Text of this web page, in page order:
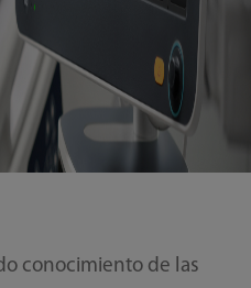
conocimiento de las